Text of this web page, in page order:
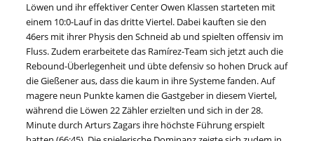
Löwen und ihr effektiver Center Owen Klassen starteten mit
einem 10:0-Lauf in das dritte Viertel. Dabei kauften sie den
46ers mit ihrer Physis den Schneid ab und spielten offensiv im
Fluss. Zudem erarbeitete das Ramírez-Team sich jetzt auch die
Rebound-Überlegenheit und übte defensiv so hohen Druck auf
die Gießener aus, dass die kaum in ihre Systeme fanden. Auf
magere neun Punkte kamen die Gastgeber in diesem Viertel,
während die Löwen 22 Zähler erzielten und sich in der 28.
Minute durch Arturs Zagars ihre höchste Führung erspielt